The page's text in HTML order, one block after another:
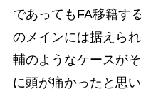
であってもFA移籍す
のメインには据えら
輔のようなケースが
に頭が痛かったと思い